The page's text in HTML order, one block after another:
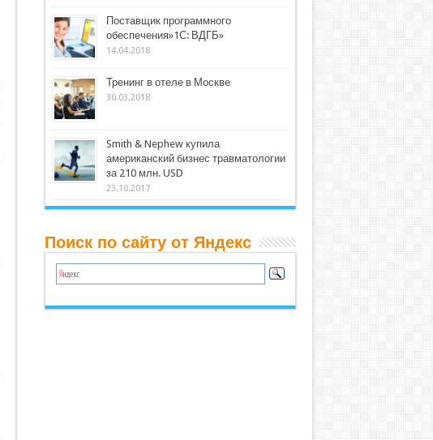
Поставщик программного
обеспечения»1С: ВДГБ»
14.04.2018
Тренинг в отеле в Москве
30.03.2018
Smith & Nephew купила
американский бизнес травматологии
за 210 млн. USD
23.10.2017
Поиск по сайту от Яндекс